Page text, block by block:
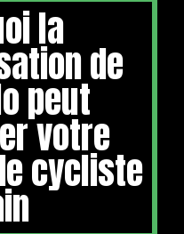
la
de
peut
votre
cycliste